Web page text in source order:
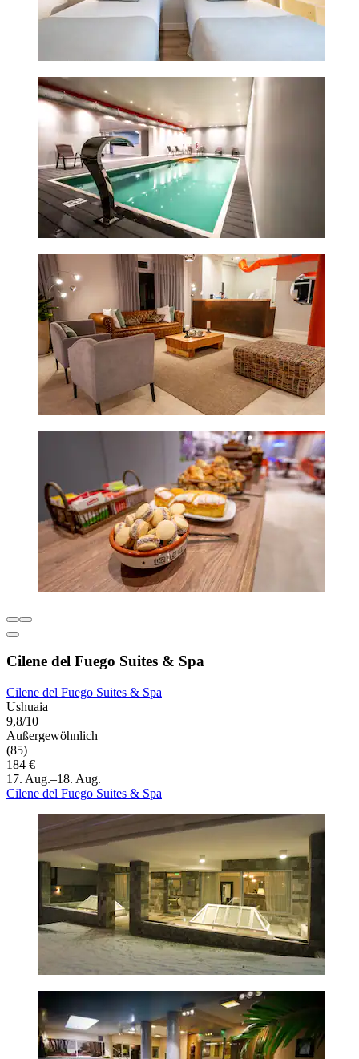
Cilene del Fuego Suites & Spa
Cilene del Fuego Suites & Spa
Ushuaia
9,8/10
Außergewöhnlich
(85)
184 €
17. Aug.–18. Aug.
Cilene del Fuego Suites & Spa